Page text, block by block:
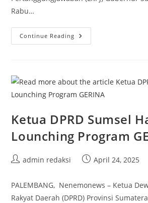
Rabu…
Continue Reading DPRD
Sumsel
2024
Pada
Rapat
Paripurna
Ketua DPRD Sumsel
Lounching Program
Postadmin redaksi
PostApril 24, 2025
PALEMBANG, Nenemonews – Ketua
Rakyat Daerah (DPRD) Provinsi